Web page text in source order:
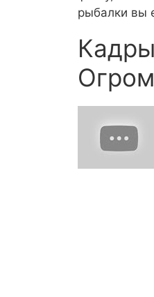
рыбалки вы